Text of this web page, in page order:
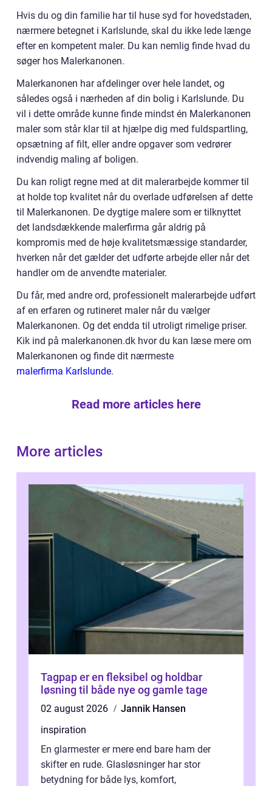
Hvis du og din familie har til huse syd for hovedstaden,
nærmere betegnet i Karlslunde, skal du ikke lede længe
efter en kompetent maler. Du kan nemlig finde hvad du
søger hos Malerkanonen.
Malerkanonen har afdelinger over hele landet, og
således også i nærheden af din bolig i Karlslunde. Du
vil i dette område kunne finde mindst én Malerkanonen
maler som står klar til at hjælpe dig med fuldspartling,
opsætning af filt, eller andre opgaver som vedrører
indvendig maling af boligen.
Du kan roligt regne med at dit malerarbejde kommer til
at holde top kvalitet når du overlade udførelsen af dette
til Malerkanonen. De dygtige malere som er tilknyttet
det landsdækkende malerfirma går aldrig på
kompromis med de høje kvalitetsmæssige standarder,
hverken når det gælder det udførte arbejde eller når det
handler om de anvendte materialer.
Du får, med andre ord, professionelt malerarbejde udført
af en erfaren og rutineret maler når du vælger
Malerkanonen. Og det endda til utroligt rimelige priser.
Kik ind på malerkanonen.dk hvor du kan læse mere om
Malerkanonen og finde dit nærmeste
malerfirma Karlslunde.
Read more articles here
More articles
Tagpap er en fleksibel og holdbar
løsning til både nye og gamle tage
02 august 2026
Jannik Hansen
inspiration
En glarmester er mere end bare ham der
skifter en rude. Glasløsninger har stor
betydning for både lys, komfort,